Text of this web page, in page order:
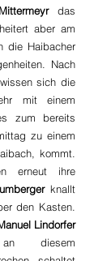
das
aber am
die Haibacher
Nach
sich die
mit einem
zum bereits
zu einem
kommt.
erneut ihre
knallt
den Kasten.
Lindorfer
diesem